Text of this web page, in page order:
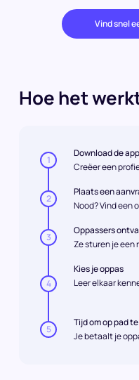
Vind snel
Hoe het
1
Download de app
Creëer een
2
Plaats een
Nood? Vind een
3
Oppassers
Ze sturen je een
4
Kies je oppas
Leer elkaar
5
Tijd om op pad
Je betaalt je